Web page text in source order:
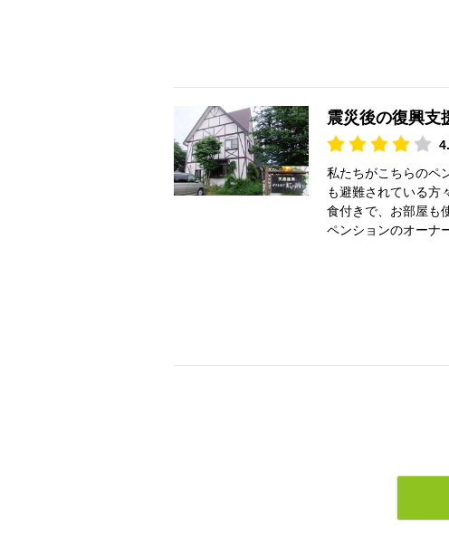
震災後の復興支
私たちがこちらのペ
も避難されている方
食付きで、お部屋も
ペンションのオーナ